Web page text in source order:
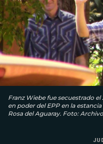
Franz Wiebe fue secuestrado el
en poder del EPP en la
Rosa del Aguaray. Foto: Archivo